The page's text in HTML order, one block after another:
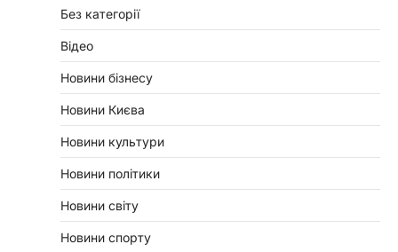
Без категорії
Відео
Новини бізнесу
Новини Києва
Новини культури
Новини політики
Новини світу
Новини спорту